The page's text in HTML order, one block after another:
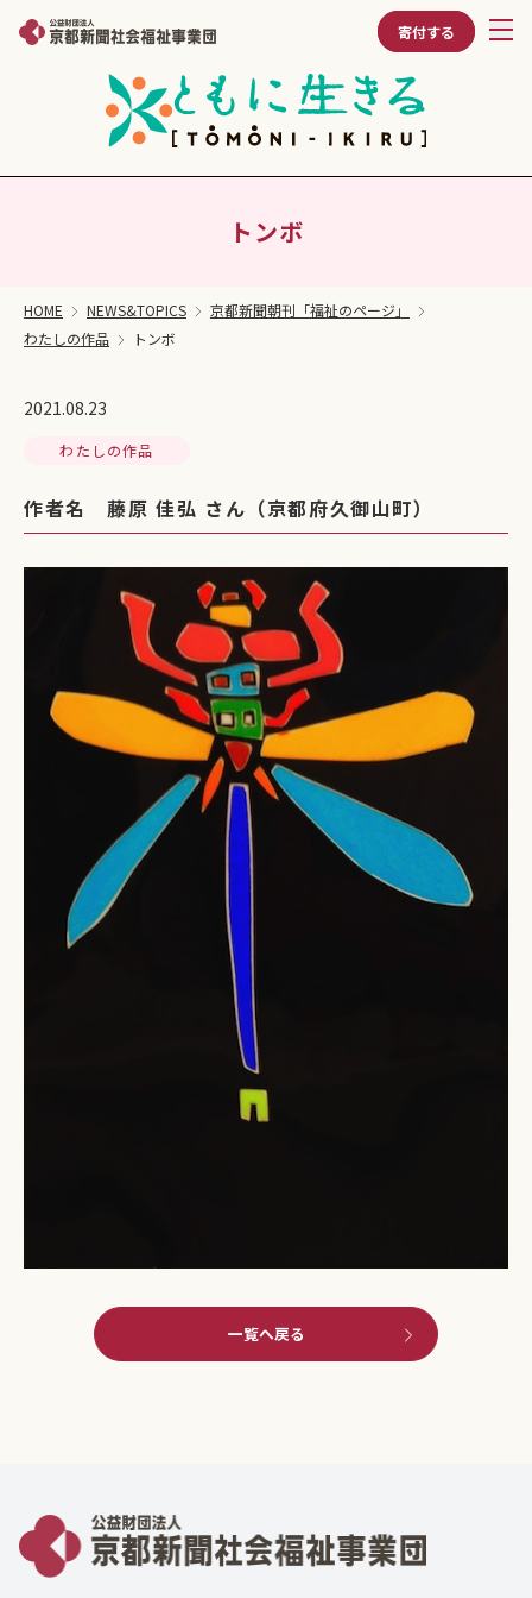
寄付する
トンボ
HOME NEWS&TOPICS
京都新聞朝刊「福祉のページ」
わたしの作品
トンボ
2021.08.23
わたしの作品
作者名 藤原 佳弘 さん（京都府久御山町）
一覧へ戻る